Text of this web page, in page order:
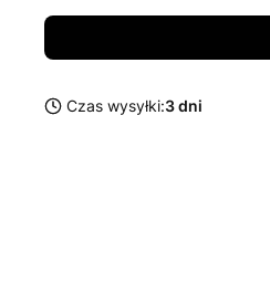
Czas wysyłki:3 dni